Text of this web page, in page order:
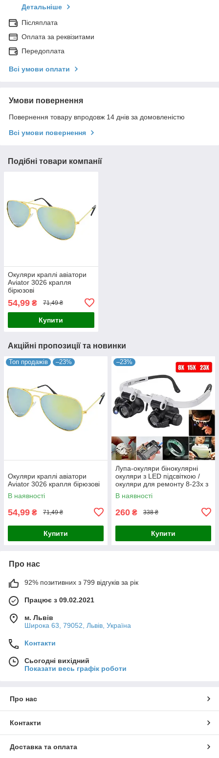
Детальніше
Післяплата
Оплата за реквізитами
Передоплата
Всі умови оплати
Умови повернення
Повернення товару впродовж 14 днів за домовленістю
Всі умови повернення
Подібні товари компанії
Окуляри краплі авіатори
Aviator 3026 крапля
бірюзові
54,99 ₴ 71,49 ₴
Купити
Акційні пропозиції та новинки
Топ продажів –23%
Окуляри краплі авіатори
Aviator 3026 крапля бірюзові
В наявності
54,99 ₴ 71,49 ₴
Купити
–23%
Лупа-окуляри бінокулярні
окуляри з LED підсвіткою /
окуляри для ремонту 8-23х з
підвіткою
В наявності
260 ₴ 338 ₴
Купити
Про нас
92% позитивних з 799 відгуків за рік
Працює з 09.02.2021
м. Львів
Широка 63, 79052, Львів, Україна
Контакти
Сьогодні вихідний
Показати весь графік роботи
Про нас
Контакти
Доставка та оплата